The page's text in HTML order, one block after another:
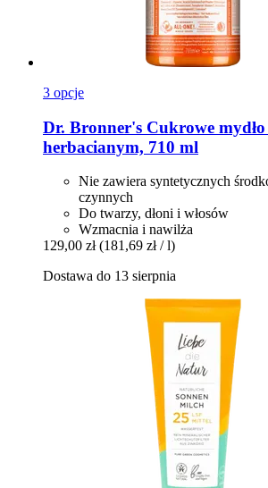
3 opcje
Dr. Bronner's Cukrowe
herbacianym, 710 ml
Nie zawiera syntetycznych
czynnych
Do twarzy, dłoni i włosów
Wzmacnia i nawilża
129,00 zł (181,69 zł / l)
Dostawa do 13 sierpnia